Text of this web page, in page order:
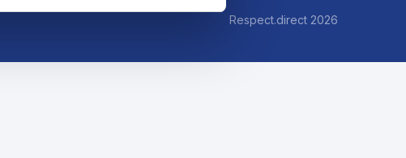
Respect.direct 2026